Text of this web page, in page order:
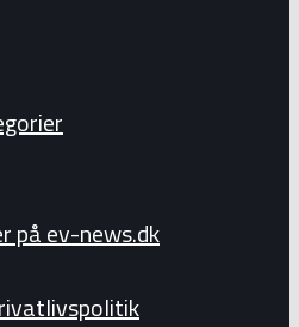
på ev-news.dk